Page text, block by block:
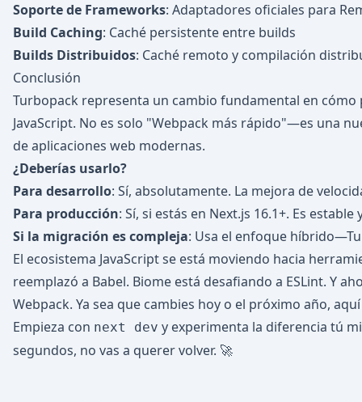
Soporte de Frameworks: Adaptadores oficiales para
Build Caching: Caché persistente entre builds
Builds Distribuidos: Caché remoto y compilación
Conclusión
Turbopack representa un cambio fundamental en
JavaScript. No es solo "Webpack más rápido"—es una
de aplicaciones web modernas.
¿Deberías usarlo?
Para desarrollo: Sí, absolutamente. La mejora de
Para producción: Sí, si estás en Next.js 16.1+. Es estable
Si la migración es compleja: Usa el enfoque
El ecosistema JavaScript se está moviendo hacia
reemplazó a Babel. Biome está desafiando a ESLint. Y
Webpack. Ya sea que cambies hoy o el próximo año,
Empieza con next dev y experimenta la diferencia tú
segundos, no vas a querer volver. 🚀